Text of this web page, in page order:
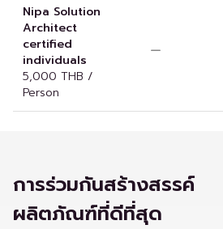
Nipa Solution
Architect
certified
individuals
5,000 THB /
Person
การร่วมกันสร้างสรรค์
ผลิตภัณฑ์ที่ดีที่สุด